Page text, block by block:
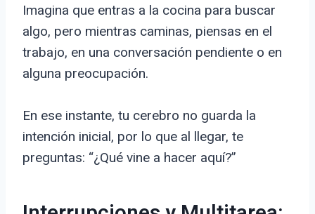
Imagina que entras a la cocina para buscar
algo, pero mientras caminas, piensas en el
trabajo, en una conversación pendiente o en
alguna preocupación.
En ese instante, tu cerebro no guarda la
intención inicial, por lo que al llegar, te
preguntas: “¿Qué vine a hacer aquí?”